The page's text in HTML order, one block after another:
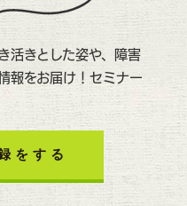
活きとした姿や、障害
報をお届け！セミナー
をする